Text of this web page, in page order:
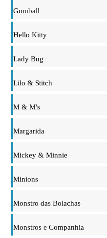
Gumball
Hello Kitty
Lady Bug
Lilo & Stitch
M & M's
Margarida
Mickey & Minnie
Minions
Monstro das Bolachas
Monstros e Companhia